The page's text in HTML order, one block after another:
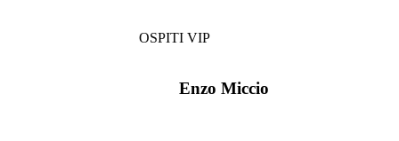
OSPITI VIP
Enzo Miccio